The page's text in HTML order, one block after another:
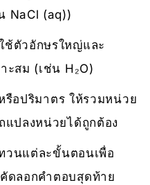
NaCl (aq))
ช้ตัวอักษรใหญ่และ
ะสม (เช่น H₂O)
รือปริมาตร ให้รวมหน่วย
แปลงหน่วยได้ถูกต้อง
วนแต่ละขั้นตอนเพื่อ
ดลอกคำตอบสุดท้าย